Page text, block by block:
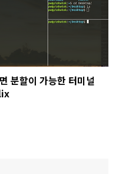
분할이 가능한 터미널